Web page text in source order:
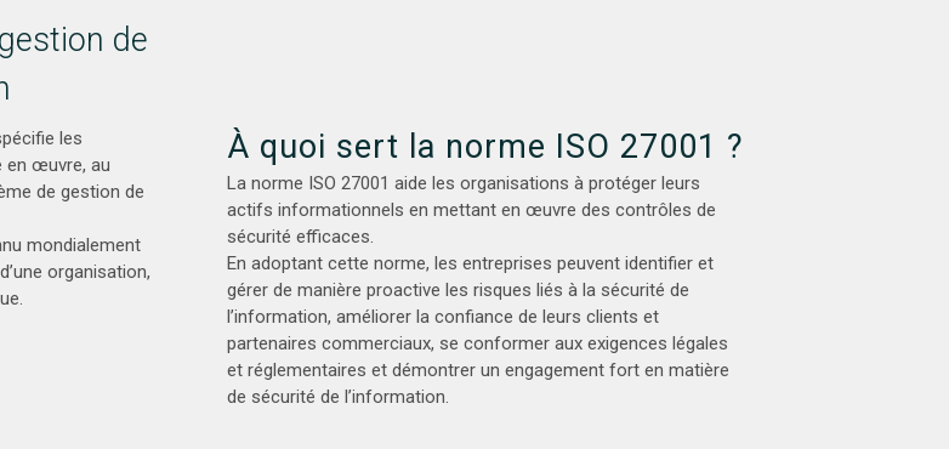
de
les
en œuvre, au
de gestion de
mondialement
organisation,
À quoi sert la norme ISO 27001 ?
La norme ISO 27001 aide les organisations à protéger leurs
actifs informationnels en mettant en œuvre des contrôles de
sécurité efficaces.
En adoptant cette norme, les entreprises peuvent identifier et
gérer de manière proactive les risques liés à la sécurité de
l’information, améliorer la confiance de leurs clients et
partenaires commerciaux, se conformer aux exigences légales
et réglementaires et démontrer un engagement fort en matière
de sécurité de l’information.